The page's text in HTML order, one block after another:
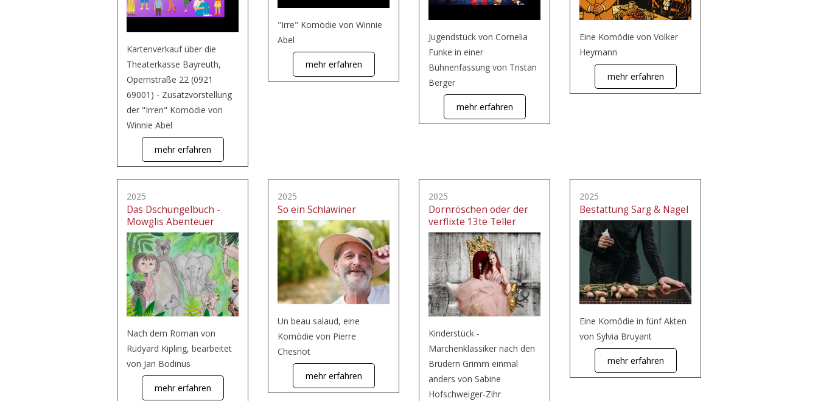
Kartenverkauf über die
Theaterkasse Bayreuth,
Opernstraße 22 (0921
69001) - Zusatzvorstellung
der "Irren" Komödie von
Winnie Abel
mehr erfahren
"Irre" Komödie von Winnie
Abel
mehr erfahren
Jugendstück von Cornelia
Funke in einer
Bühnenfassung von Tristan
Berger
mehr erfahren
Eine Komödie von Volker
Heymann
mehr erfahren
2025
Das Dschungelbuch -
Mowglis Abenteuer
Nach dem Roman von
Rudyard Kipling, bearbeitet
von Jan Bodinus
mehr erfahren
2025
So ein Schlawiner
Un beau salaud, eine
Komödie von Pierre
Chesnot
mehr erfahren
2025
Dornröschen oder der
verflixte 13te Teller
Kinderstück -
Märchenklassiker nach den
Brüdern Grimm einmal
anders von Sabine
Hofschweiger-Zihr
2025
Bestattung Sarg & Nagel
Eine Komödie in fünf Akten
von Sylvia Bruyant
mehr erfahren